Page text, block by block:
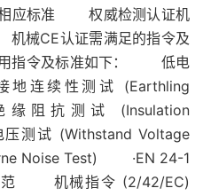
相应标准 权威检测认证机
械CE认证需满足的指令及
指令及标准如下： 低电
连续性测试 (Earthling
阻抗测试 (Insulation
测试 (Withstand Voltage
Noise Test) ·EN 24-1
范 机械指令 (2/42/EC)